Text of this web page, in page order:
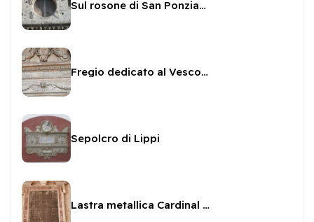
Sul rosone di San Ponziano
Fregio dedicato al Vescovo Sanvitale
Sepolcro di Lippi
Lastra metallica Cardinal Facchinetti